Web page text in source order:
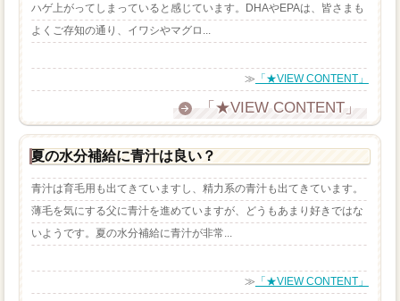
ハゲ上がってしまっていると感じています。DHAやEPAは、皆さまも
よくご存知の通り、イワシやマグロ...
≫ 「★VIEW CONTENT」
「★VIEW CONTENT」
夏の水分補給に青汁は良い？
青汁は育毛用も出てきていますし、精力系の青汁も出てきています。
薄毛を気にする父に青汁を進めていますが、どうもあまり好きではな
いようです。夏の水分補給に青汁が非常...
≫ 「★VIEW CONTENT」